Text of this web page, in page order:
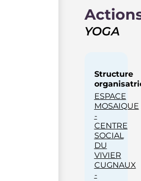
YOGA
Structure
ESPACE
MOSAIQUE
-
CENTRE
SOCIAL
DU
VIVIER
CUGNAUX
-